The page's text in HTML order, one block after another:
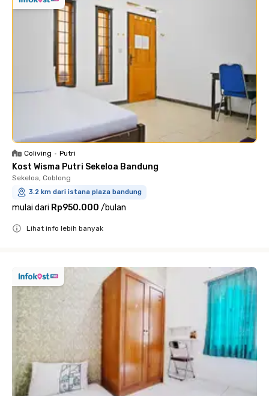
Coliving • Putri
Kost Wisma Putri Sekeloa Bandung
Sekeloa, Coblong
3.2 km dari istana plaza bandung
mulai dari Rp950.000 /bulan
Lihat info lebih banyak